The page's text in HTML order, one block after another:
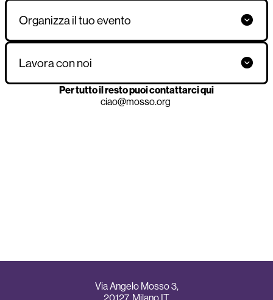
Organizza il tuo evento
Lavora con noi
Per tutto il resto puoi contattarci qui
ciao@mosso.org
Via Angelo Mosso 3,